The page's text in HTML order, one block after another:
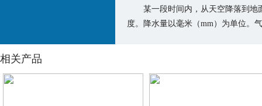
某一段时间内，从天空降落到地
度。降水量以毫米（mm）为单位。
相关产品